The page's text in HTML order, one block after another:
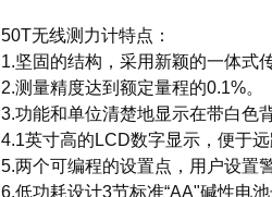
50T无线测力计特点：
1.坚固的结构，采用新颖的一体式
2.测量精度达到额定量程的0.1%。
3.功能和单位清楚地显示在带白色
4.1英寸高的LCD数字显示，便于
5.两个可编程的设置点，用户设置
6.低功耗设计3节标准“AA"碱性电